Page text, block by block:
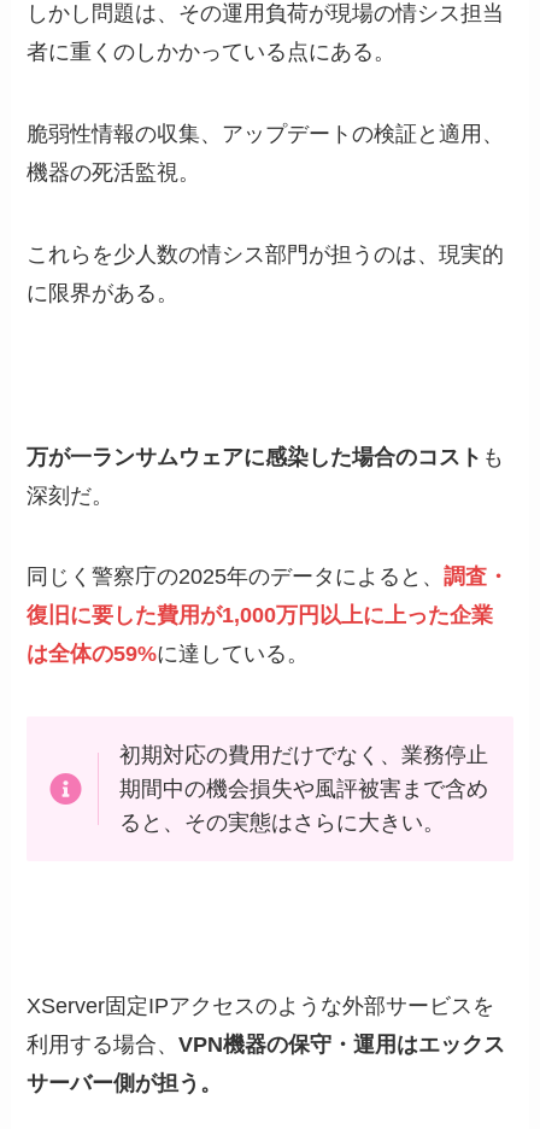
しかし問題は、その運用負荷が現場の情シス担当
者に重くのしかかっている点にある。
脆弱性情報の収集、アップデートの検証と適用、
機器の死活監視。
これらを少人数の情シス部門が担うのは、現実的
に限界がある。
万が一ランサムウェアに感染した場合のコスト も
深刻だ。
同じく警察庁の2025年のデータによると、調査・
復旧に要した費用が1,000万円以上に上った企業
は全体の59%に達している。
初期対応の費用だけでなく、業務停止
期間中の機会損失や風評被害まで含め
ると、その実態はさらに大きい。
XServer固定IPアクセスのような外部サービスを
利用する場合、VPN機器の保守・運用はエックス
サーバー側が担う。